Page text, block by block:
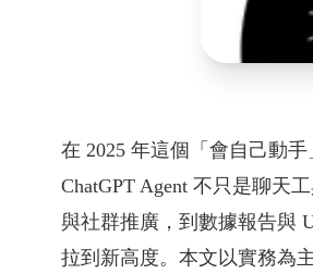
在 2025 年這個「會自己動
ChatGPT Agent 不只是聊天
與社群推廣，到數據報告與
拉到新高度。本文以實務為